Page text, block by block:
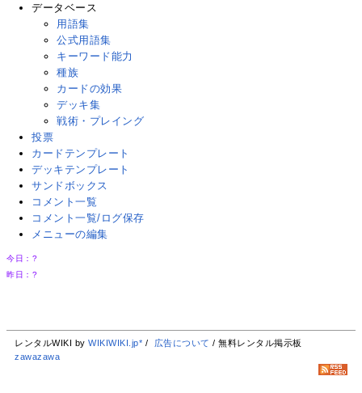
データベース
用語集
公式用語集
キーワード能力
種族
カードの効果
デッキ集
戦術・プレイング
投票
カードテンプレート
デッキテンプレート
サンドボックス
コメント一覧
コメント一覧/ログ保存
メニューの編集
今日： ?
昨日： ?
レンタルWIKI byWIKIWIKI.jp* / 広告について / 無料レンタル掲示板
zawazawa